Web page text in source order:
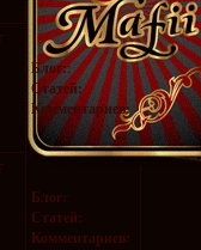
Блог::
Статей:
Комментариев:
Блог::
Статей:
Комментариев: